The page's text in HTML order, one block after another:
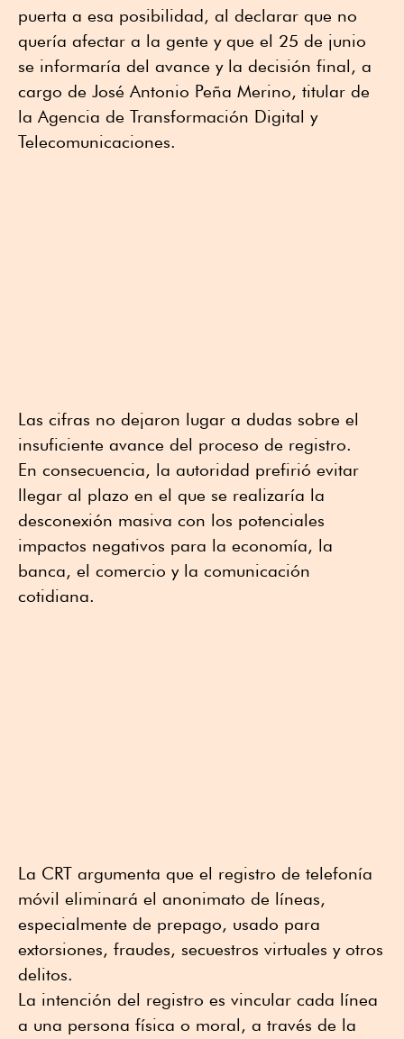
puerta a esa posibilidad, al declarar que no
quería afectar a la gente y que el 25 de junio
se informaría del avance y la decisión final, a
cargo de José Antonio Peña Merino, titular de
la Agencia de Transformación Digital y
Telecomunicaciones.
Las cifras no dejaron lugar a dudas sobre el
insuficiente avance del proceso de registro.
En consecuencia, la autoridad prefirió evitar
llegar al plazo en el que se realizaría la
desconexión masiva con los potenciales
impactos negativos para la economía, la
banca, el comercio y la comunicación
cotidiana.
La CRT argumenta que el registro de telefonía
móvil eliminará el anonimato de líneas,
especialmente de prepago, usado para
extorsiones, fraudes, secuestros virtuales y otros
delitos.
La intención del registro es vincular cada línea
a una persona física o moral, a través de la